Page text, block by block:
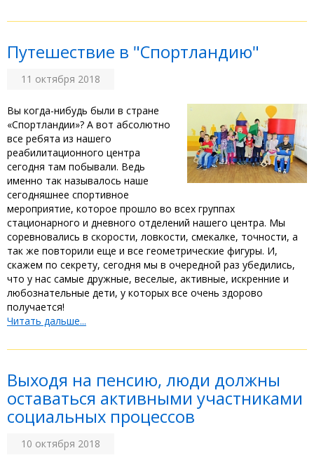
Путешествие в "Спортландию"
11 октября 2018
Вы когда-нибудь были в стране
«Спортландии»? А вот абсолютно
все ребята из нашего
реабилитационного центра
сегодня там побывали. Ведь
именно так называлось наше
сегодняшнее спортивное
мероприятие, которое прошло во всех группах
стационарного и дневного отделений нашего центра. Мы
соревновались в скорости, ловкости, смекалке, точности, а
так же повторили еще и все геометрические фигуры. И,
скажем по секрету, сегодня мы в очередной раз убедились,
что у нас самые дружные, веселые, активные, искренние и
любознательные дети, у которых все очень здорово
получается!
Читать дальше...
Выходя на пенсию, люди должны
оставаться активными участниками
социальных процессов
10 октября 2018